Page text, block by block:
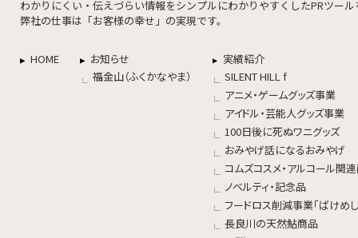
わかりにくい・伝えづらい情報をシンプルにわかりやすくしたPRツー
弊社の仕事は「お客様の幸せ」の実現です。
HOME
お知らせ
福金山（ふくかなやま）
実績紹介
SILENT HILL f
アニメ・ゲームグッズ事業
アイドル・芸能人グッズ事業
100日後に死ぬワニグッズ
おみやげ話になるおみやげ
コムズコスメ・アルコール関
ノベルティ・記念品
フードロス削減事業「ばけめし
長良川の天然鮎商品